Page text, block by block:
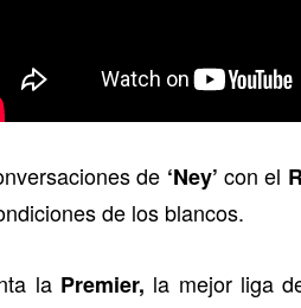
de ‘Ney’ con el
de los blancos.
la Premier, la mejor liga